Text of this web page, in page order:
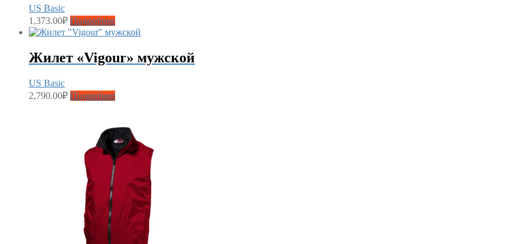
US Basic
1,373.00₽ Подробнее
Жилет «Vigour» мужской
US Basic
2,790.00₽ Подробнее